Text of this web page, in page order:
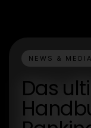
NEWS &
Das